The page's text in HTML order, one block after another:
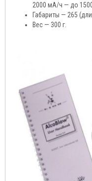
2000 мА/ч — до
Габариты — 265
Вес — 300 г.